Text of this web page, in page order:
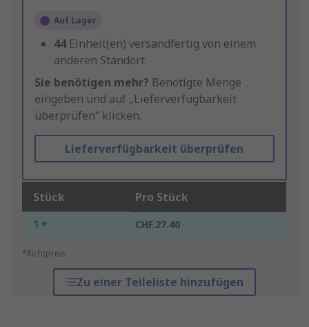
Auf Lager
44 Einheit(en) versandfertig von einem
anderen Standort
Sie benötigen mehr? Benötigte Menge
eingeben und auf „Lieferverfügbarkeit
überprüfen“ klicken.
Lieferverfügbarkeit überprüfen
Stück Pro Stück
1 + CHF.27.40
*Richtpreis
Zu einer Teileliste hinzufügen